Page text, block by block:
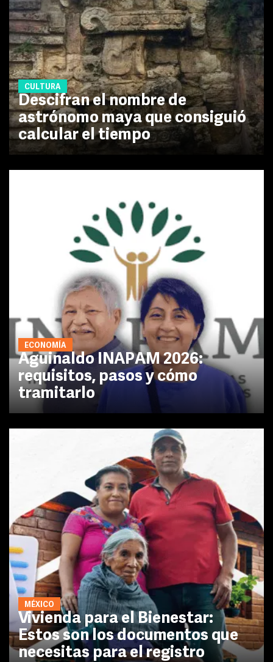
CULTURA
Descifran el nombre de
astrónomo maya que consiguió
calcular el tiempo
ECONOMÍA
Aguinaldo INAPAM 2026:
requisitos, pasos y cómo
tramitarlo
MÉXICO
Vivienda para el Bienestar:
Estos son los documentos que
necesitas para el registro